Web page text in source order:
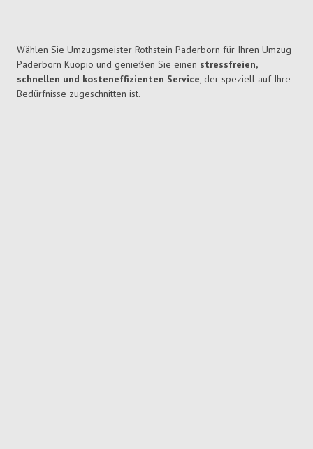
Wählen Sie Umzugsmeister Rothstein Paderborn für Ihren Umzug
Paderborn Kuopio und genießen Sie einen stressfreien,
schnellen und kosteneffizienten Service, der speziell auf Ihre
Bedürfnisse zugeschnitten ist.